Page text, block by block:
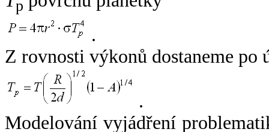
p
.
Z rovnosti výkonů dostaneme po
.
Modelování vyjádření